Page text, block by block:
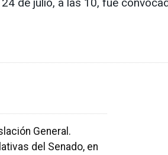
General.
del Senado, en